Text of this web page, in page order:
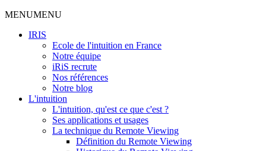
MENUMENU
IRIS
Ecole de l'intuition en France
Notre équipe
iRiS recrute
Nos références
Notre blog
L'intuition
L'intuition, qu'est ce que c'est ?
Ses applications et usages
La technique du Remote Viewing
Définition du Remote Viewing